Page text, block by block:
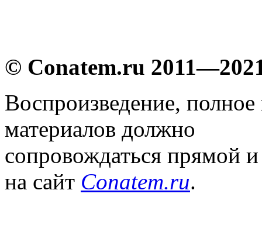
© Conatem.ru
Воспроизведение,
материалов должно
сопровождаться прямой
на сайт Conatem.ru.